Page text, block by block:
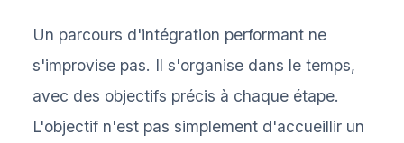
Un parcours d'intégration performant ne
s'improvise pas. Il s'organise dans le temps,
avec des objectifs précis à chaque étape.
L'objectif n'est pas simplement d'accueillir un